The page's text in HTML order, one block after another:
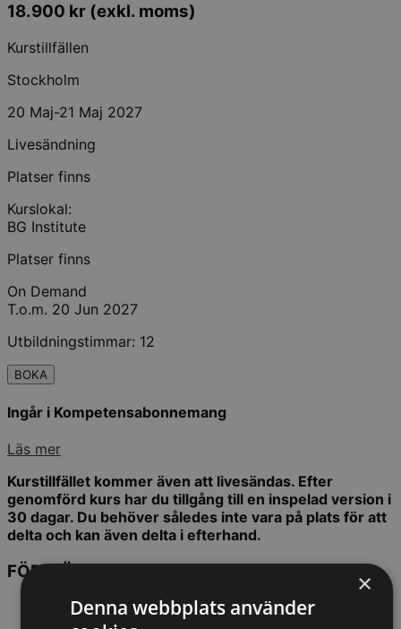
18.900 kr (exkl. moms)
Kurstillfällen
Stockholm
20 Maj-21 Maj 2027
Livesändning
Platser finns
Kurslokal:
BG Institute
Platser finns
On Demand
T.o.m. 20 Jun 2027
Utbildningstimmar: 12
BOKA
Ingår i Kompetensabonnemang
Läs mer
Kurstillfället kommer även att livesändas. Efter
genomförd kurs har du tillgång till en inspelad version i
30 dagar. Du behöver således inte vara på plats för att
delta och kan även delta i efterhand.
FÖRELÄSARE ×
Denna webbplats använder